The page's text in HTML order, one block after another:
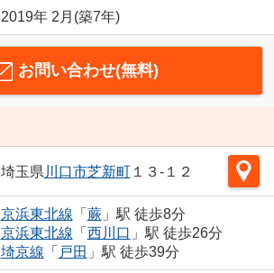
2019年 2月(築7年)
お問い合わせ(無料)
埼玉県 川口市芝新町１３-１２
京浜東北線 「 蕨 」駅 徒歩8分
京浜東北線 「 西川口 」駅 徒歩26分
埼京線 「 戸田 」駅 徒歩39分